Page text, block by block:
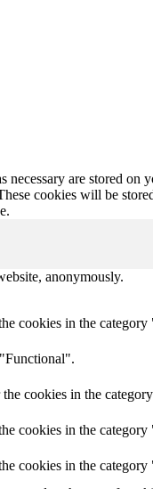
are stored on
cookies will be
anonymously.
cookies in the
cookies in the
cookies in the category
cookies in the